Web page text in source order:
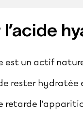
est un actif
rester hydratée
retarde